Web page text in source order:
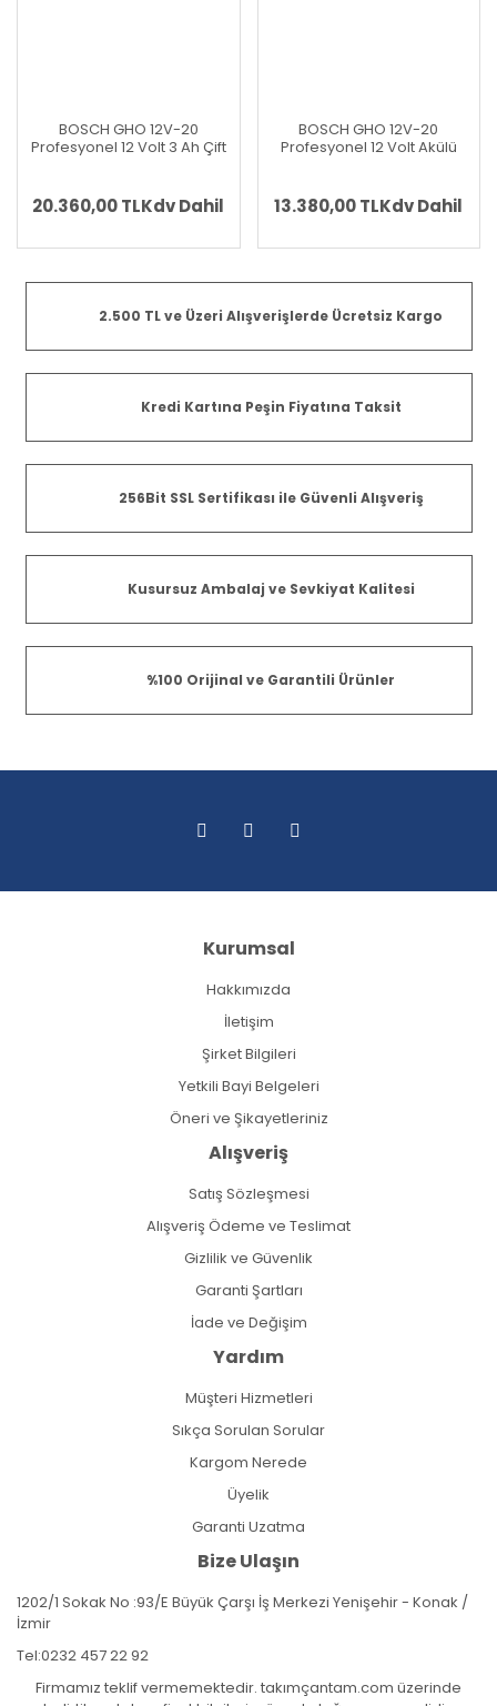
BOSCH GHO 12V-20
Profesyonel 12 Volt 3 Ah Çift
20.360,00 TLKdv Dahil
BOSCH GHO 12V-20
Profesyonel 12 Volt Akülü
(Solo Makina) - (Teslimat
Kapsamında Akü ve Şarj
13.380,00 TLKdv Dahil
2.500 TL ve Üzeri Alışverişlerde Ücretsiz Kargo
Kredi Kartına Peşin Fiyatına Taksit
256Bit SSL Sertifikası ile Güvenli Alışveriş
Kusursuz Ambalaj ve Sevkiyat Kalitesi
%100 Orijinal ve Garantili Ürünler
Kurumsal
Hakkımızda
İletişim
Şirket Bilgileri
Yetkili Bayi Belgeleri
Öneri ve Şikayetleriniz
Alışveriş
Satış Sözleşmesi
Alışveriş Ödeme ve Teslimat
Gizlilik ve Güvenlik
Garanti Şartları
İade ve Değişim
Yardım
Müşteri Hizmetleri
Sıkça Sorulan Sorular
Kargom Nerede
Üyelik
Garanti Uzatma
Bize Ulaşın
1202/1 Sokak No :93/E Büyük Çarşı İş Merkezi Yenişehir - Konak /
İzmir
Tel:0232 457 22 92
Firmamız teklif vermemektedir. takımçantam.com üzerinde